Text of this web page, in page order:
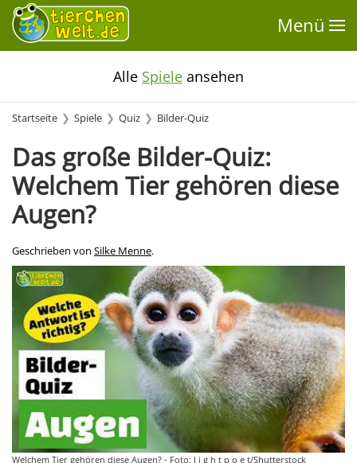
Menü
Alle Spiele ansehen
Startseite Spiele Quiz Bilder-Quiz
Das große Bilder-Quiz:
Welchem Tier gehören diese
Augen?
Geschrieben von Silke Menne.
Welchem Tier gehören diese Augen? - Foto: l i g h t p o e t/Shutterstock